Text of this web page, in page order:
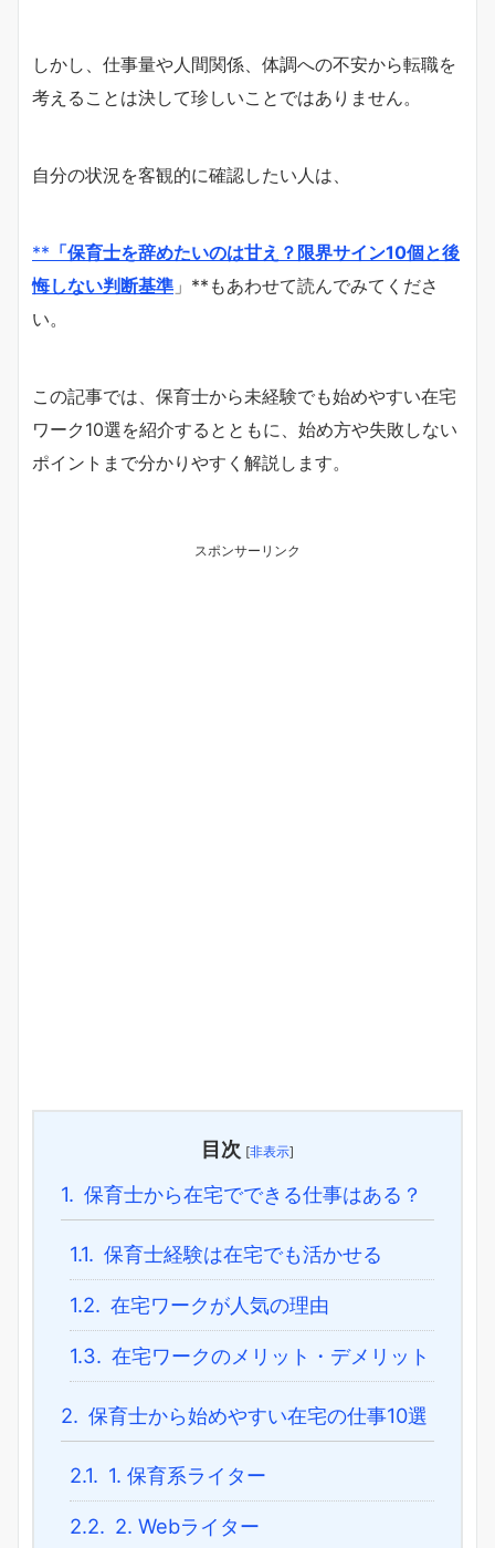
しかし、仕事量や人間関係、体調への不安から転職を
考えることは決して珍しいことではありません。
自分の状況を客観的に確認したい人は、
** 「保育士を辞めたいのは甘え？限界サイン10個と後
悔しない判断基準 」**もあわせて読んでみてくださ
い。
この記事では、保育士から未経験でも始めやすい在宅
ワーク10選を紹介するとともに、始め方や失敗しない
ポイントまで分かりやすく解説します。
スポンサーリンク
目次 [非表示]
1. 保育士から在宅でできる仕事はある？
1.1. 保育士経験は在宅でも活かせる
1.2. 在宅ワークが人気の理由
1.3. 在宅ワークのメリット・デメリット
2. 保育士から始めやすい在宅の仕事10選
2.1. 1. 保育系ライター
2.2. 2. Webライター